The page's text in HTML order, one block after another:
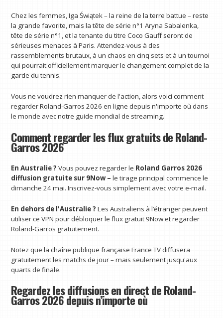
Chez les femmes, Iga Świątek – la reine de la terre battue – reste
la grande favorite, mais la tête de série n°1 Aryna Sabalenka,
tête de série n°1, et la tenante du titre Coco Gauff seront de
sérieuses menaces à Paris. Attendez-vous à des
rassemblements brutaux, à un chaos en cinq sets et à un tournoi
qui pourrait officiellement marquer le changement complet de la
garde du tennis.
Vous ne voudrez rien manquer de l'action, alors voici comment
regarder Roland-Garros 2026 en ligne depuis n'importe où dans
le monde avec notre guide mondial de streaming.
Comment regarder les flux gratuits de Roland-
Garros 2026
En Australie ? Vous pouvez regarder le Roland Garros 2026
diffusion gratuite sur 9Now–le tirage principal commence le
dimanche 24 mai. Inscrivez-vous simplement avec votre e-mail.
En dehors de l'Australie ? Les Australiens à l’étranger peuvent
utiliser ce VPN pour débloquer le flux gratuit 9Now et regarder
Roland-Garros gratuitement.
Notez que la chaîne publique française France TVdiffusera
gratuitement les matchs de jour – mais seulement jusqu'aux
quarts de finale.
Regardez les diffusions en direct de Roland-
Garros 2026 depuis n’importe où